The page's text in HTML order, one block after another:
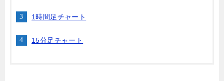
1時間足チャート
15分足チャート